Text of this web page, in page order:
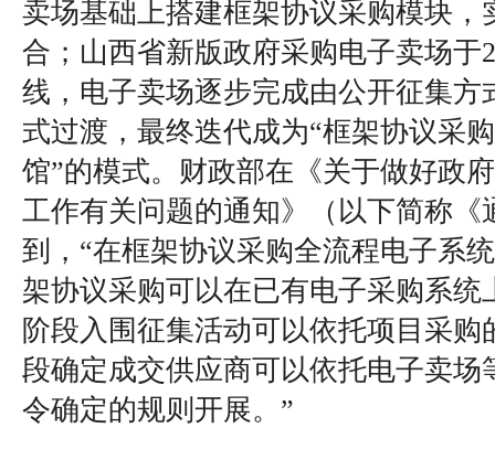
卖场基础上搭建框架协议采购模块，
合；山西省新版政府采购电子卖场于
线，电子卖场逐步完成由公开征集方
式过渡，最终迭代成为“框架协议采
馆”的模式。财政部在《关于做好政
工作有关问题的通知》（以下简称《
到，“在框架协议采购全流程电子系
架协议采购可以在已有电子采购系统
阶段入围征集活动可以依托项目采购
段确定成交供应商可以依托电子卖场
令确定的规则开展。”